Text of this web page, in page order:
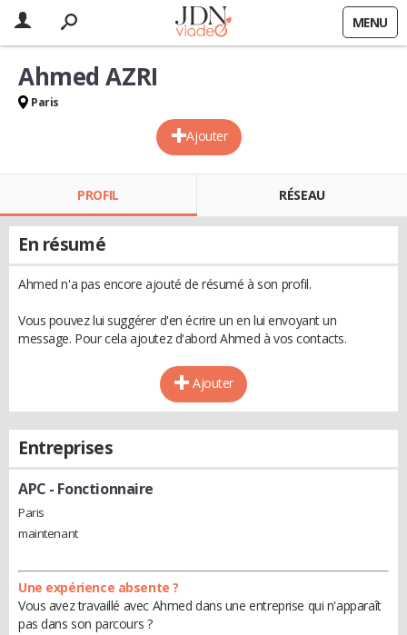
MENU
Ajouter
Ahmed AZRI
Paris
PROFIL RÉSEAU
En résumé
Ahmed n'a pas encore ajouté de résumé à son profil.
Vous pouvez lui suggérer d'en écrire un en lui envoyant un
message. Pour cela ajoutez d'abord Ahmed à vos contacts.
Ajouter
Entreprises
APC - Fonctionnaire
Paris
maintenant
Une expérience absente ?
Vous avez travaillé avec Ahmed dans une entreprise qui n'apparaît
pas dans son parcours ?